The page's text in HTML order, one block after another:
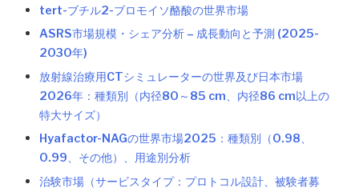
tert-ブチル2-ブロモイソ酪酸の世界市場
ASRS市場規模・シェア分析 – 成長動向と予測 (2025-
2030年)
放射線治療用CTシミュレーターの世界及び日本市場
2026年：種類別（内径80～85 cm、内径86 cm以上の
特大サイズ）
Hyafactor-NAGの世界市場2025：種類別（0.98、
0.99、その他）、用途別分析
治験市場（サービスタイプ：プロトコル設計、被験者募